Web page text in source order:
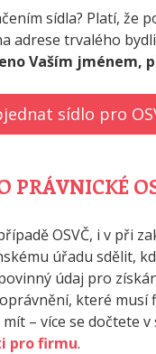
sídla? Platí, že
adrese trvalého
Vaším jménem,
sídlo pro
PRÁVNICKÉ
OSVČ, i v při
úřadu sdělit,
údaj pro
které musí
– více se dočtete
pro firmu.